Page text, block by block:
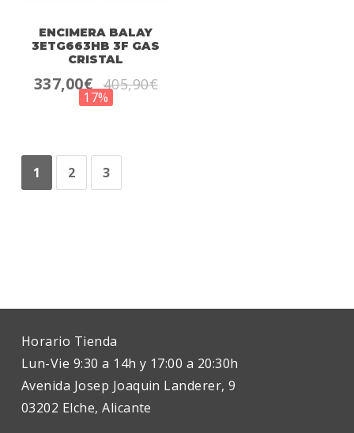
ENCIMERA BALAY
3ETG663HB 3F GAS
CRISTAL
337,00€ 405,90€
17%
1 2 3
Horario Tienda
Lun-Vie 9:30 a 14h y 17:00 a 20:30h
Avenida Josep Joaquin Landerer, 9
03202 Elche, Alicante